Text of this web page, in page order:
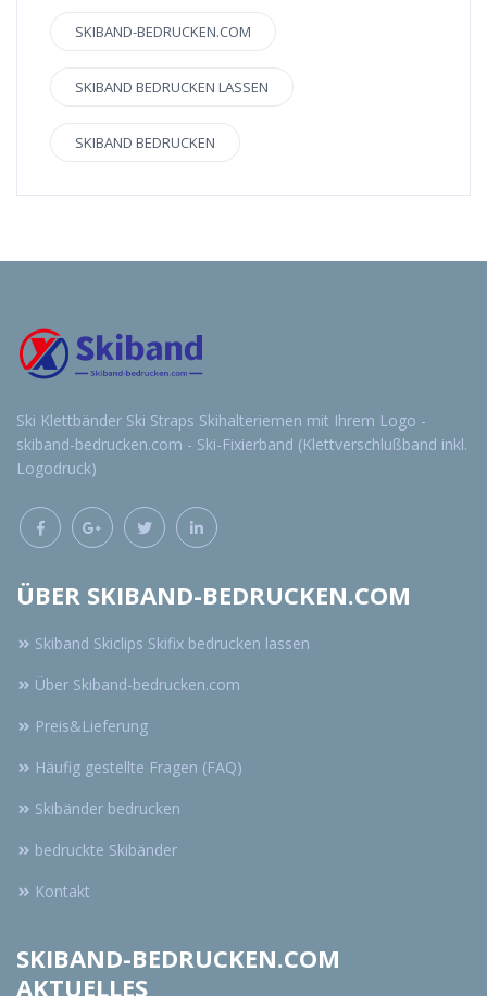
SKIBAND-BEDRUCKEN.COM
SKIBAND BEDRUCKEN LASSEN
SKIBAND BEDRUCKEN
Ski Klettbänder Ski Straps Skihalteriemen mit Ihrem Logo -
skiband-bedrucken.com - Ski-Fixierband (Klettverschlußband inkl.
Logodruck)
ÜBER SKIBAND-BEDRUCKEN.COM
Skiband Skiclips Skifix bedrucken lassen
Über Skiband-bedrucken.com
Preis&Lieferung
Häufig gestellte Fragen (FAQ)
Skibänder bedrucken
bedruckte Skibänder
Kontakt
SKIBAND-BEDRUCKEN.COM
AKTUELLES